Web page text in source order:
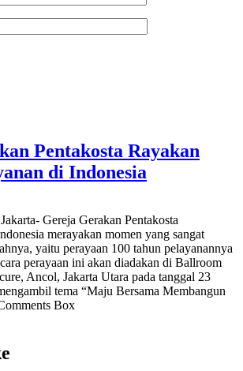
Pentakosta Rayakan
di Indonesia
Gereja Gerakan Pentakosta
merayakan momen yang sangat
yaitu perayaan 100 tahun pelayanannya
perayaan ini akan diadakan di Ballroom
Ancol, Jakarta Utara pada tanggal 23
tema “Maju Bersama Membangun
Box